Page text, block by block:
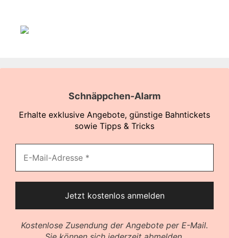
Schnäppchen-Alarm
Erhalte exklusive Angebote, günstige Bahntickets
sowie Tipps & Tricks
Kostenlose Zusendung der Angebote per E-Mail.